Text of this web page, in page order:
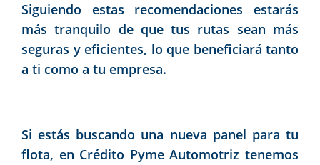
Siguiendo estas recomendaciones estarás
más tranquilo de que tus rutas sean más
seguras y eficientes, lo que beneficiará tanto
a ti como a tu empresa.
Si estás buscando una nueva panel para tu
flota, en Crédito Pyme Automotriz tenemos